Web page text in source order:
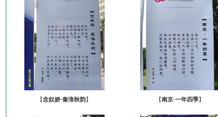
【念奴娇·秦淮秋韵】 【南京·一年四季】